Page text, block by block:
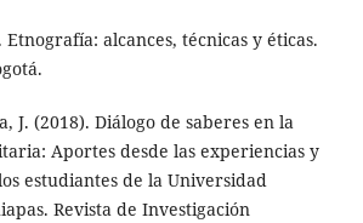
Etnografía: alcances, técnicas y éticas.
J. (2018). Diálogo de saberes en la
Aportes desde las experiencias y
estudiantes de la Universidad
Revista de Investigación